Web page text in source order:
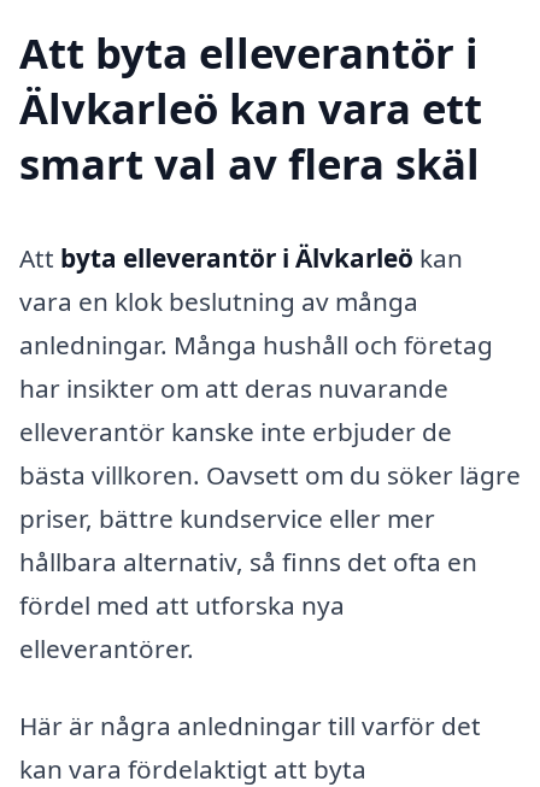
Att byta elleverantör i
Älvkarleö kan vara ett
smart val av flera skäl
Att byta elleverantör i Älvkarleö kan
vara en klok beslutning av många
anledningar. Många hushåll och företag
har insikter om att deras nuvarande
elleverantör kanske inte erbjuder de
bästa villkoren. Oavsett om du söker lägre
priser, bättre kundservice eller mer
hållbara alternativ, så finns det ofta en
fördel med att utforska nya
elleverantörer.
Här är några anledningar till varför det
kan vara fördelaktigt att byta